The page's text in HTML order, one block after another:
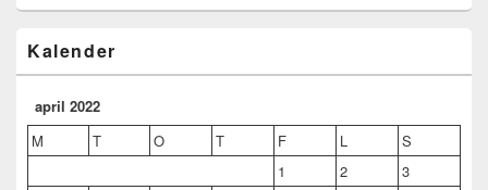
Kalender
april 2022
M
T O T F L
S
1
2
3